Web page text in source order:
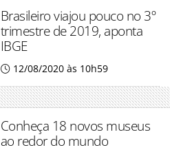
Brasileiro viajou pouco no 3º
trimestre de 2019, aponta
IBGE
12/08/2020 às 10h59
Conheça 18 novos museus
ao redor do mundo